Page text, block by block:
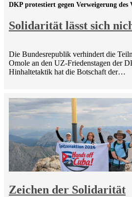
Solidarität lässt sich
DKP protestiert gegen Verweigerung
Die Bundesrepublik verhindert die
Omole an den UZ-Friedenstagen der
Hinhaltetaktik hat die Botschaft der…
Zeichen der Solidarität